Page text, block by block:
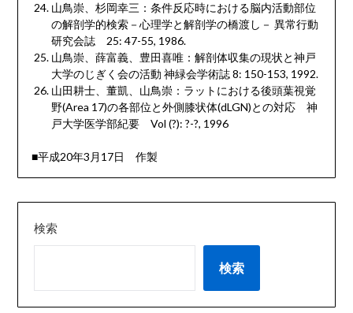
山鳥崇、杉岡幸三：条件反応時における脳内活動部位
の解剖学的検索－心理学と解剖学の橋渡し－ 異常行動
研究会誌 25: 47-55, 1986.
山鳥崇、薛富義、豊田喜唯：解剖体収集の現状と神戸
大学のじぎく会の活動 神緑会学術誌8: 150-153, 1992.
山田耕士、董凱、山鳥崇：ラットにおける後頭葉視覚
野(Area 17)の各部位と外側膝状体(dLGN)との対応 神
戸大学医学部紀要 Vol (?): ?-?, 1996
■平成20年3 月 17日 作製
検索
検索